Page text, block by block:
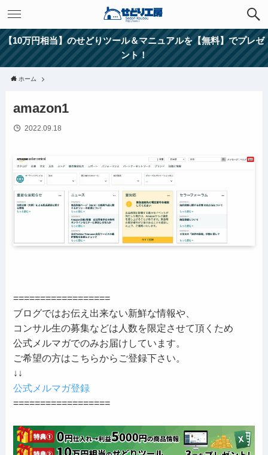
【10万円相当】のせどりツール＆マニュアルを【無料】でプレゼ
ント！
ホーム
amazon1
2022.09.18
==================
ブログではお伝え出来ない新鮮な情報や、
コンサル生の募集などは人数を限定させて頂くため
公式メルマガでのみお届けしています。
ご希望の方はこちらからご登録下さい。
↓↓
公式メルマガ登録
==================